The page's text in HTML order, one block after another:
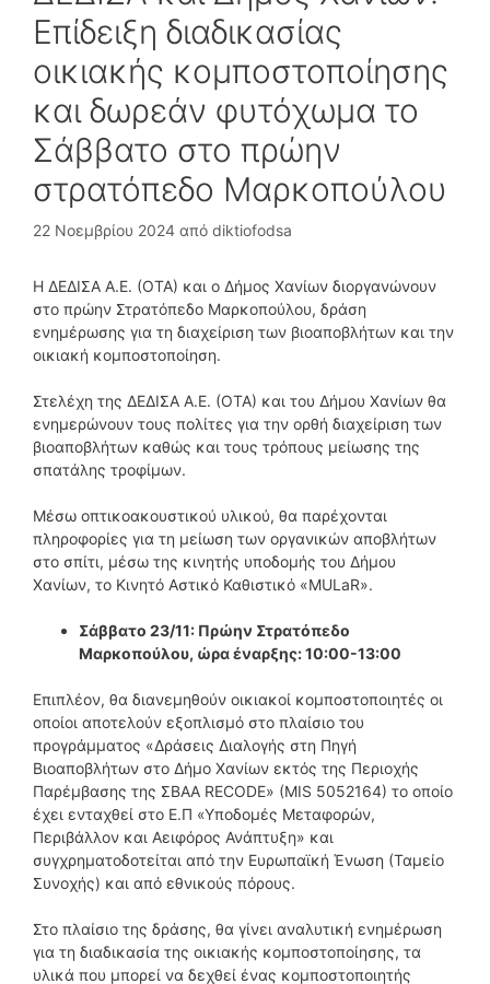
Επίδειξη διαδικασίας
οικιακής κομποστοποίησης
και δωρεάν φυτόχωμα το
Σάββατο στο πρώην
στρατόπεδο Μαρκοπούλου
22 Νοεμβρίου 2024 από diktiofodsa
Η ΔΕΔΙΣΑ Α.Ε. (ΟΤΑ) και ο Δήμος Χανίων διοργανώνουν
στο πρώην Στρατόπεδο Μαρκοπούλου, δράση
ενημέρωσης για τη διαχείριση των βιοαποβλήτων και την
οικιακή κομποστοποίηση.
Στελέχη της ΔΕΔΙΣΑ Α.Ε. (ΟΤΑ) και του Δήμου Χανίων θα
ενημερώνουν τους πολίτες για την ορθή διαχείριση των
βιοαποβλήτων καθώς και τους τρόπους μείωσης της
σπατάλης τροφίμων.
Μέσω οπτικοακουστικού υλικού, θα παρέχονται
πληροφορίες για τη μείωση των οργανικών αποβλήτων
στο σπίτι, μέσω της κινητής υποδομής του Δήμου
Χανίων, το Κινητό Αστικό Καθιστικό «MULaR».
Σάββατο 23/11: Πρώην Στρατόπεδο
Μαρκοπούλου, ώρα έναρξης: 10:00-13:00
Επιπλέον, θα διανεμηθούν οικιακοί κομποστοποιητές οι
οποίοι αποτελούν εξοπλισμό στο πλαίσιο του
προγράμματος «Δράσεις Διαλογής στη Πηγή
Βιοαποβλήτων στο Δήμο Χανίων εκτός της Περιοχής
Παρέμβασης της ΣΒΑΑ RECODE» (MIS 5052164) το οποίο
έχει ενταχθεί στο Ε.Π «Υποδομές Μεταφορών,
Περιβάλλον και Αειφόρος Ανάπτυξη» και
συγχρηματοδοτείται από την Ευρωπαϊκή Ένωση (Ταμείο
Συνοχής) και από εθνικούς πόρους.
Στο πλαίσιο της δράσης, θα γίνει αναλυτική ενημέρωση
για τη διαδικασία της οικιακής κομποστοποίησης, τα
υλικά που μπορεί να δεχθεί ένας κομποστοποιητής